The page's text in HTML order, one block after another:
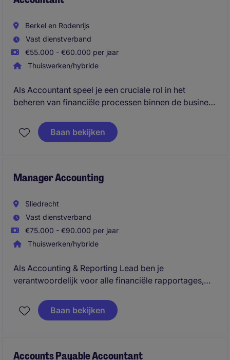
Berkel en Rodenrijs
Vast dienstverband
€55.000 - €60.000 per jaar
Thuiswerken/hybride
Als Accountant speel je een cruciale rol in het
beheren van financiële processen binnen de business
administratie en ondersteunt bij het opstellen van
rapportages.
Baan bekijken
Manager Accounting
Sliedrecht
Vast dienstverband
€75.000 - €90.000 per jaar
Thuiswerken/hybride
Als Accounting & Reporting Lead ben je
verantwoordelijk voor alle financiële rapportages,
Nederlandse organisatie, waarbij je werkt volgens
IFRS-richtlijnen. Je stuurt een klein team aan en
Baan bekijken
Accounts Payable Accountant